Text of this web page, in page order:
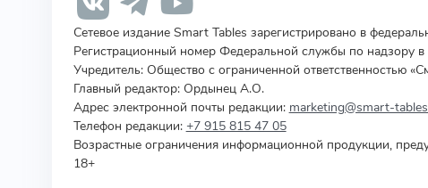
Сетевое издание Smart Tables зарегистрировано в
Регистрационный номер Федеральной службы по
Учредитель: Общество с ограниченной ответственностью
Главный редактор: Ордынец А.О.
Адрес электронной почты редакции: marketing@smart-
Телефон редакции: +7 915 815 47 05
Возрастные ограничения информационной продукции,
18+